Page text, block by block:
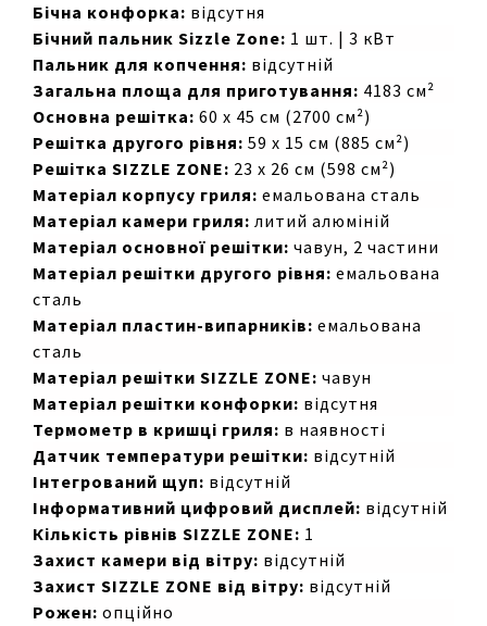
Бічна конфорка: відсутня
Бічний пальник Sizzle Zone: 1 шт. | 3 кВт
Пальник для копчення: відсутній
Загальна площа для приготування: 4183 см²
Основна решітка: 60 х 45 см (2700 см²)
Решітка другого рівня: 59 х 15 см (885 см²)
Решітка SIZZLE ZONE: 23 х 26 см (598 см²)
Матеріал корпусу гриля: емальована сталь
Матеріал камери гриля: литий алюміній
Матеріал основної решітки: чавун, 2 частини
Матеріал решітки другого рівня: емальована
сталь
Матеріал пластин-випарників: емальована
сталь
Матеріал решітки SIZZLE ZONE: чавун
Матеріал решітки конфорки: відсутня
Термометр в кришці гриля: в наявності
Датчик температури решітки: відсутній
Інтегрований щуп: відсутній
Інформативний цифровий дисплей: відсутній
Кількість рівнів SIZZLE ZONE: 1
Захист камери від вітру: відсутній
Захист SIZZLE ZONE від вітру: відсутній
Рожен: опційно